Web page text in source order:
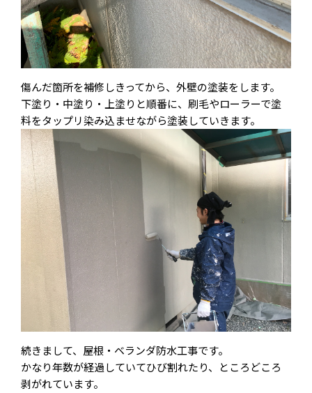
傷んだ箇所を補修しきってから、外壁の塗装をします。
下塗り・中塗り・上塗りと順番に、刷毛やローラーで塗
料をタップリ染み込ませながら塗装していきます。
続きまして、屋根・ベランダ防水工事です。
かなり年数が経過していてひび割れたり、ところどころ
剥がれています。